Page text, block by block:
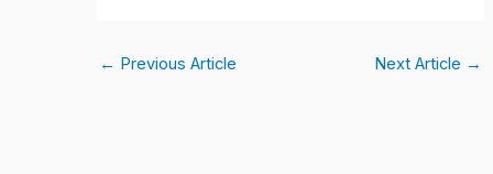
← Previous Article Next Article →